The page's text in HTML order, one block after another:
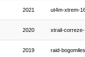
2021 ut4m-xtrem-
2020 xtrail-
2019 raid-bogomiles